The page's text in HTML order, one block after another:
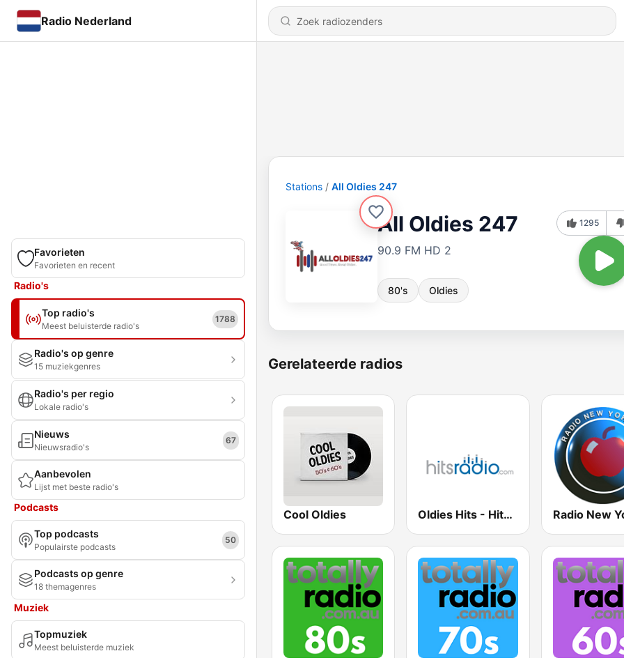
Radio Nederland
Favorieten
Favorieten en recent
Radio's
Top radio's
Meest beluisterde radio's
1788
Radio's op genre
15 muziekgenres
Radio's per regio
Lokale radio's
Nieuws
Nieuwsradio's
67
Aanbevolen
Lijst met beste radio's
Podcasts
Top podcasts
Populairste podcasts
50
Podcasts op genre
18 themagenres
Muziek
Topmuziek
Meest beluisterde muziek
Stations All Oldies 247
All Oldies 247
90.9 FM HD 2
80's Oldies
1295
Gerelateerde radios
Cool Oldies Oldies Hits - Hits Radio